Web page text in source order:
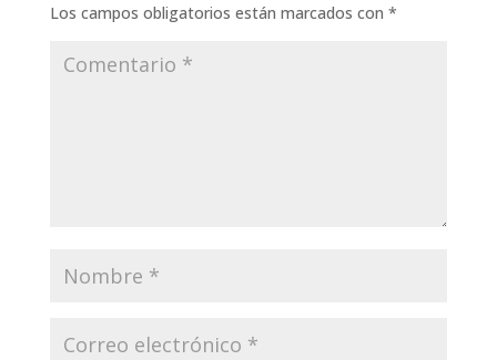
Los campos obligatorios están marcados con *